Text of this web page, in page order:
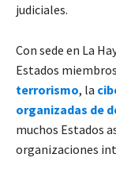
judiciales.
Con sede en La
Estados
terrorismo, la
organizadas de
muchos Estados
organizaciones